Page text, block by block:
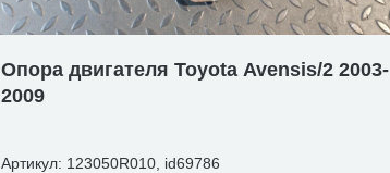
Опора двигателя Toyota Avensis/2 2003-
2009
Артикул: 123050R010, id69786